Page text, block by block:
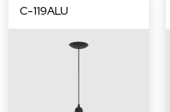
C-119ALU